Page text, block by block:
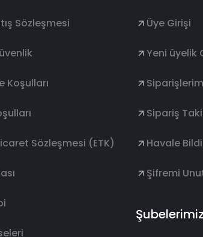
Sözleşmesi
Koşulları
Sözleşmesi (ETK)
Üye Girişi
Yeni üyelik
Siparişlerim
Sipariş
Havale
Şifremi
Şubelerimiz